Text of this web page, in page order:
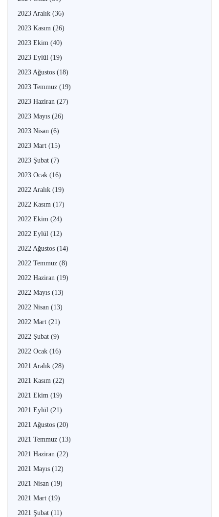
2023 Aralık (36)
2023 Kasım (26)
2023 Ekim (40)
2023 Eylül (19)
2023 Ağustos (18)
2023 Temmuz (19)
2023 Haziran (27)
2023 Mayıs (26)
2023 Nisan (6)
2023 Mart (15)
2023 Şubat (7)
2023 Ocak (16)
2022 Aralık (19)
2022 Kasım (17)
2022 Ekim (24)
2022 Eylül (12)
2022 Ağustos (14)
2022 Temmuz (8)
2022 Haziran (19)
2022 Mayıs (13)
2022 Nisan (13)
2022 Mart (21)
2022 Şubat (9)
2022 Ocak (16)
2021 Aralık (28)
2021 Kasım (22)
2021 Ekim (19)
2021 Eylül (21)
2021 Ağustos (20)
2021 Temmuz (13)
2021 Haziran (22)
2021 Mayıs (12)
2021 Nisan (19)
2021 Mart (19)
2021 Şubat (11)